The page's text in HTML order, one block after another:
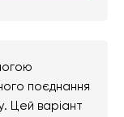
поєднання
Цей варіант